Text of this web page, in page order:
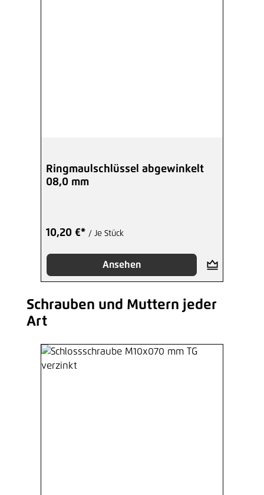
Ringmaulschlüssel abgewinkelt
08,0 mm
10,20 €* / Je Stück
Ansehen
Produktgalerie überspringen
Schrauben und Muttern jeder
Art